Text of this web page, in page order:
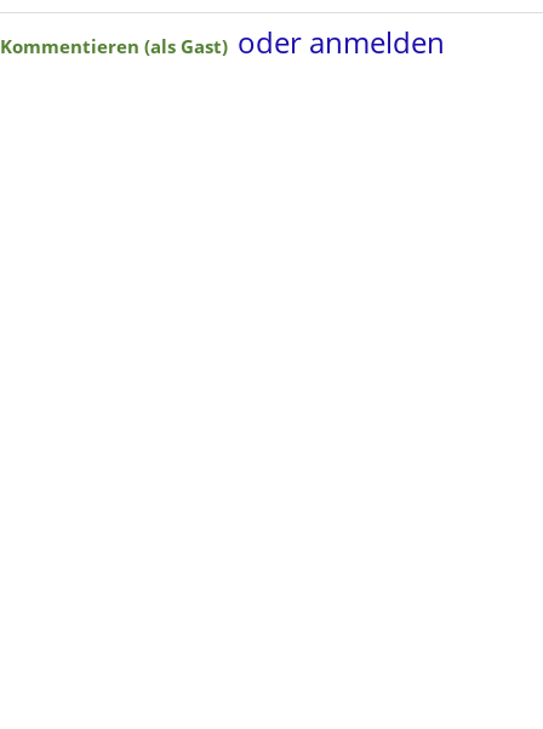
Kommentieren (als Gast) oder anmelden